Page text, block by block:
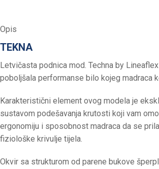
Opis
TEKNA
Letvičasta podnica mod. Techna by
poboljšala performanse bilo kojeg madraca
Karakteristični element ovog modela je
sustavom podešavanja krutosti koji vam
ergonomiju i sposobnost madraca da se
fiziološke krivulje tijela.
Okvir sa strukturom od parene bukove